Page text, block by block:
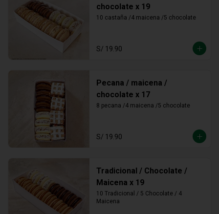
chocolate x 19
10 castaña /4 maicena /5 chocolate
S/ 19.90
Pecana / maicena /
chocolate x 17
8 pecana /4 maicena /5 chocolate
S/ 19.90
Tradicional / Chocolate /
Maicena x 19
10 Tradicional / 5 Chocolate / 4
Maicena